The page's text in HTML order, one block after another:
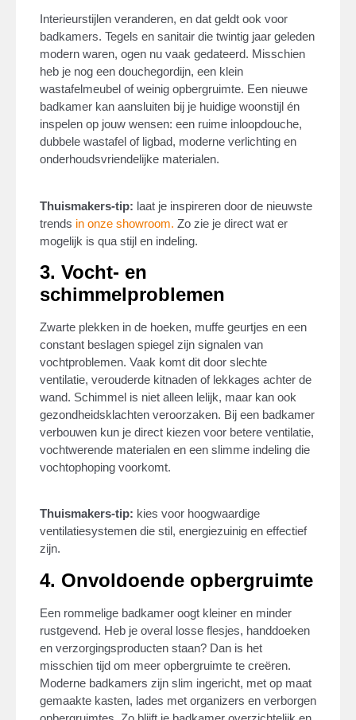
Interieurstijlen veranderen, en dat geldt ook voor
badkamers. Tegels en sanitair die twintig jaar geleden
modern waren, ogen nu vaak gedateerd. Misschien
heb je nog een douchegordijn, een klein
wastafelmeubel of weinig opbergruimte. Een nieuwe
badkamer kan aansluiten bij je huidige woonstijl én
inspelen op jouw wensen: een ruime inloopdouche,
dubbele wastafel of ligbad, moderne verlichting en
onderhoudsvriendelijke materialen.
Thuismakers-tip: laat je inspireren door de nieuwste
trends in onze showroom. Zo zie je direct wat er
mogelijk is qua stijl en indeling.
3. Vocht- en
schimmelproblemen
Zwarte plekken in de hoeken, muffe geurtjes en een
constant beslagen spiegel zijn signalen van
vochtproblemen. Vaak komt dit door slechte
ventilatie, verouderde kitnaden of lekkages achter de
wand. Schimmel is niet alleen lelijk, maar kan ook
gezondheidsklachten veroorzaken. Bij een badkamer
verbouwen kun je direct kiezen voor betere ventilatie,
vochtwerende materialen en een slimme indeling die
vochtophoping voorkomt.
Thuismakers-tip: kies voor hoogwaardige
ventilatiesystemen die stil, energiezuinig en effectief
zijn.
4. Onvoldoende opbergruimte
Een rommelige badkamer oogt kleiner en minder
rustgevend. Heb je overal losse flesjes, handdoeken
en verzorgingsproducten staan? Dan is het
misschien tijd om meer opbergruimte te creëren.
Moderne badkamers zijn slim ingericht, met op maat
gemaakte kasten, lades met organizers en verborgen